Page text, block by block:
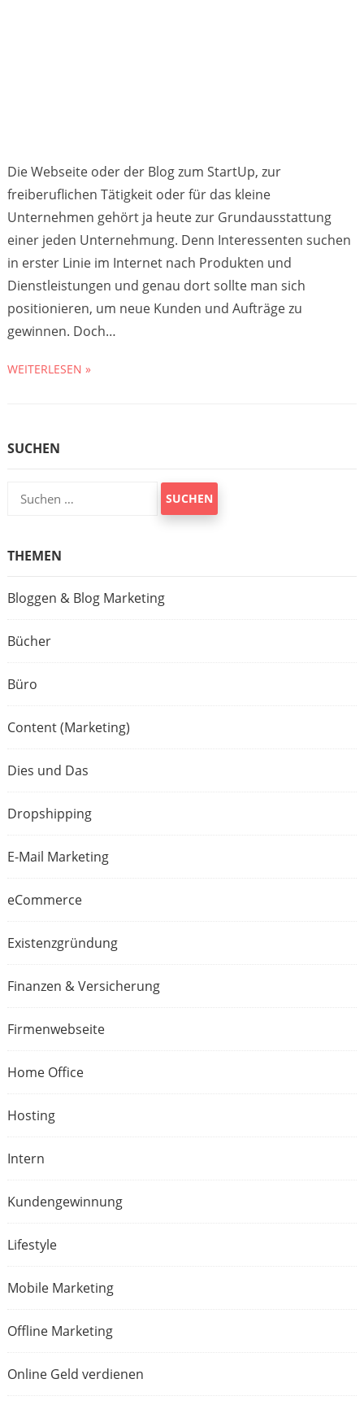
Die Webseite oder der Blog zum StartUp, zur
freiberuflichen Tätigkeit oder für das kleine
Unternehmen gehört ja heute zur Grundausstattung
einer jeden Unternehmung. Denn Interessenten suchen
in erster Linie im Internet nach Produkten und
Dienstleistungen und genau dort sollte man sich
positionieren, um neue Kunden und Aufträge zu
gewinnen. Doch…
WEITERLESEN »
SUCHEN
Suchen
nach:
THEMEN
Bloggen & Blog Marketing
Bücher
Büro
Content (Marketing)
Dies und Das
Dropshipping
E-Mail Marketing
eCommerce
Existenzgründung
Finanzen & Versicherung
Firmenwebseite
Home Office
Hosting
Intern
Kundengewinnung
Lifestyle
Mobile Marketing
Offline Marketing
Online Geld verdienen